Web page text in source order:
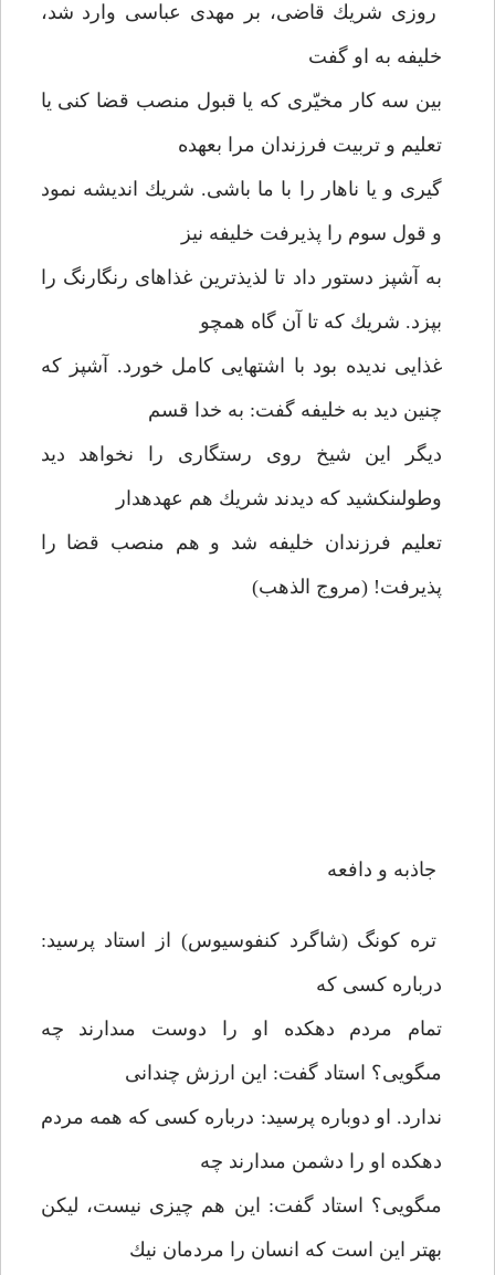
روزى شريك قاضى، بر مهدى عباسى وارد شد،
خليفه به او گفت
بين سه كار مخيّرى كه يا قبول منصب قضا كنى يا
تعليم و تربيت فرزندان مرا بعهده
گيرى و يا ناهار را با ما باشى. شريك انديشه نمود
و قول سوم را پذيرفت خليفه نيز
به آشپز دستور داد تا لذيذترين غذاهاى رنگارنگ را
بپزد. شريك كه تا آن گاه همچو
غذايى نديده بود با اشتهايى كامل خورد. آشپز كه
چنين ديد به خليفه گفت: به خدا قسم
ديگر اين شيخ روى رستگارى را نخواهد ديد
وطولى‏نكشيد كه ديدند شريك هم عهده‏دار
تعليم فرزندان خليفه شد و هم منصب قضا را
پذيرفت! (مروج الذهب)
جاذبه و دافعه
تره كونگ (شاگرد كنفوسيوس) از استاد پرسيد:
درباره كسى كه
تمام مردم دهكده او را دوست مى‏دارند چه
مى‏گويى؟ استاد گفت: اين ارزش چندانى
ندارد. او دوباره پرسيد: درباره كسى كه همه مردم
دهكده او را دشمن مى‏دارند چه
مى‏گويى؟ استاد گفت: اين هم چيزى نيست، ليكن
بهتر اين است كه انسان را مردمان نيك